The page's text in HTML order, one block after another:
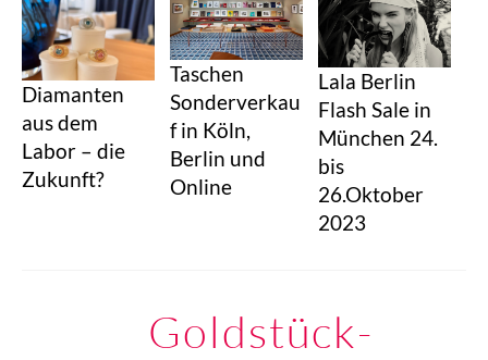
Diamanten
aus dem
Labor – die
Zukunft?
Taschen
Sonderverkau
f in Köln,
Berlin und
Online
Lala Berlin
Flash Sale in
München 24.
bis
26.Oktober
2023
Goldstück-